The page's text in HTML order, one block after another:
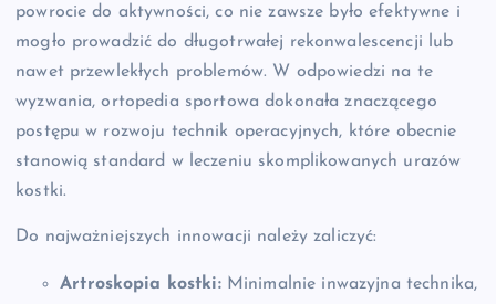
powrocie do aktywności, co nie zawsze było efektywne i
mogło prowadzić do długotrwałej rekonwalescencji lub
nawet przewlekłych problemów. W odpowiedzi na te
wyzwania, ortopedia sportowa dokonała znaczącego
postępu w rozwoju technik operacyjnych, które obecnie
stanowią standard w leczeniu skomplikowanych urazów
kostki.
Do najważniejszych innowacji należy zaliczyć:
Artroskopia kostki:Minimalnie inwazyjna technika,